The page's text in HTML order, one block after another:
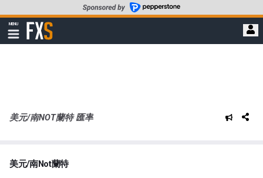
至
要
MENU
顯
示
FXStreet
美元/南NOT蘭特 匯率
美元/南Not蘭特